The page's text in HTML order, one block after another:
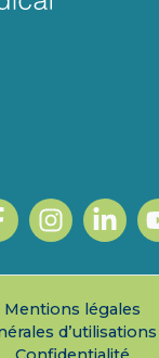
Mentions légales